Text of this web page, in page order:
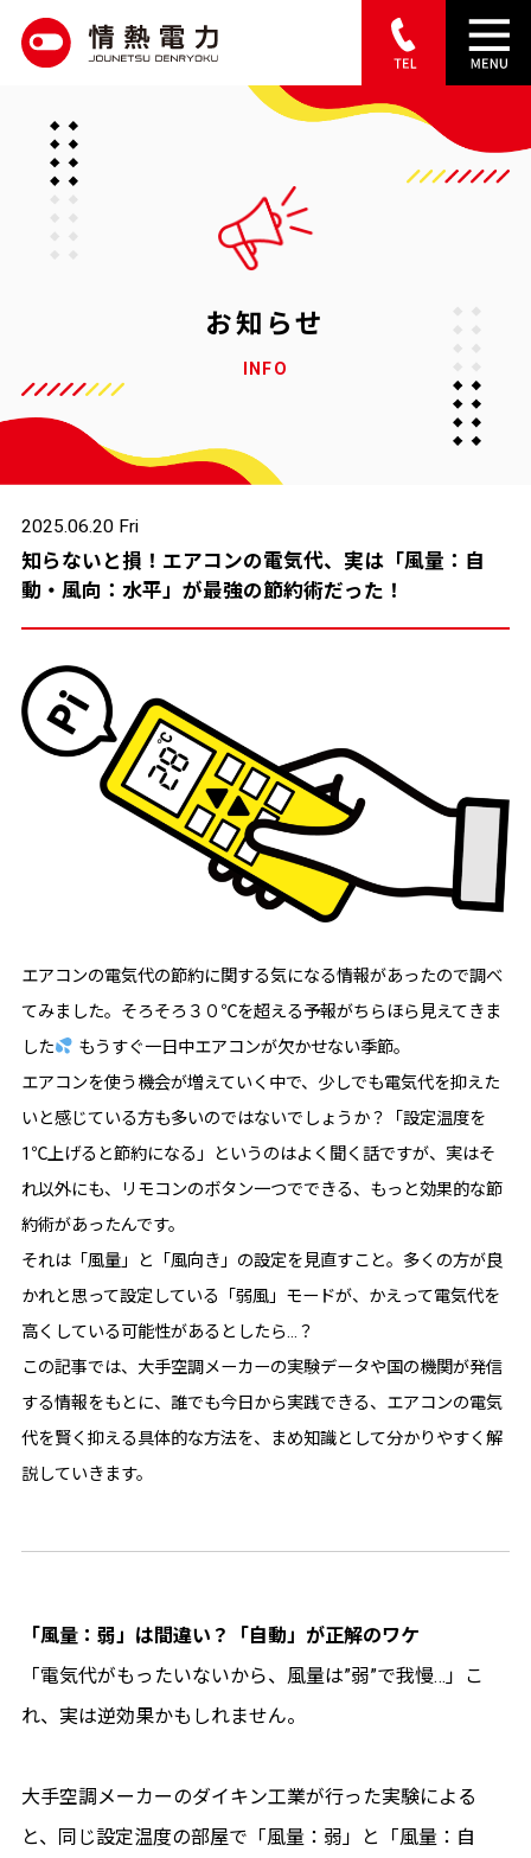
e
お知らせ
INFO
2025.06.20 Fri
知らないと損！エアコンの電気代、実は「風量：自
動・風向：水平」が最強の節約術だった！
エアコンの電気代の節約に関する気になる情報があったので調べ
てみました。そろそろ３０℃を超える予報がちらほら見えてきま
した
もうすぐ一日中エアコンが欠かせない季節。
エアコンを使う機会が増えていく中で、少しでも電気代を抑えた
いと感じている方も多いのではないでしょうか？「設定温度を
1℃上げると節約になる」というのはよく聞く話ですが、実はそ
れ以外にも、リモコンのボタン一つでできる、もっと効果的な節
約術があったんです。
それは「風量」と「風向き」の設定を見直すこと。多くの方が良
かれと思って設定している「弱風」モードが、かえって電気代を
高くしている可能性があるとしたら…？
この記事では、大手空調メーカーの実験データや国の機関が発信
する情報をもとに、誰でも今日から実践できる、エアコンの電気
代を賢く抑える具体的な方法を、まめ知識として分かりやすく解
説していきます。
「風量：弱」は間違い？「自動」が正解のワケ
「電気代がもったいないから、風量は”弱”で我慢…」こ
れ、実は逆効果かもしれません。
大手空調メーカーのダイキン工業が行った実験による
と、同じ設定温度の部屋で「風量：弱」と「風量：自